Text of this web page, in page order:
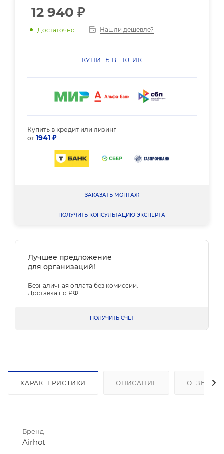
12 940 ₽
Достаточно Нашли дешевле?
КУПИТЬ В 1 КЛИК
Купить в кредит или лизинг
от 1941 ₽
ЗАКАЗАТЬ МОНТАЖ
ПОЛУЧИТЬ КОНСУЛЬТАЦИЮ ЭКСПЕРТА
Лучшее предложение
для организаций!
Безналичная оплата без комиссии.
Доставка по РФ.
ПОЛУЧИТЬ СЧЕТ
ХАРАКТЕРИСТИКИ ОПИСАНИЕ ОТЗЫВЫ
Бренд
Airhot